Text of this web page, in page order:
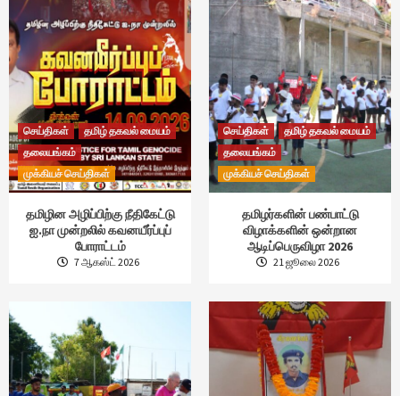
செய்திகள்
தமிழ் தகவல் மையம்
தலையங்கம்
முக்கியச் செய்திகள்
தமிழின அழிப்பிற்கு நீதிகேட்டு
ஐ.நா முன்றலில் கவனயீர்ப்புப்
போராட்டம்
7 ஆகஸ்ட் 2026
செய்திகள்
தமிழ் தகவல் மையம்
தலையங்கம்
முக்கியச் செய்திகள்
தமிழர்களின் பண்பாட்டு
விழாக்களின் ஒன்றான
ஆடிப்பெருவிழா 2026
21 ஜூலை 2026